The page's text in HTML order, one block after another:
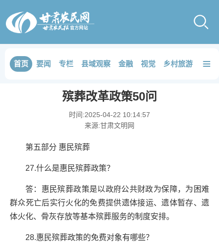
首页 要闻 专栏 县域观察 金融 视觉 乡村旅游 品鉴
≡
殡葬改革政策50问
时间:2025-04-22 10:14:57
来源:甘肃文明网
第五部分 惠民殡葬
27.什么是惠民殡葬政策？
答：惠民殡葬政策是以政府公共财政为保障，为困难
群众死亡后实行火化的免费提供遗体接运、遗体暂存、遗
体火化、骨灰存放等基本殡葬服务的制度安排。
28.惠民殡葬政策的免费对象有哪些？